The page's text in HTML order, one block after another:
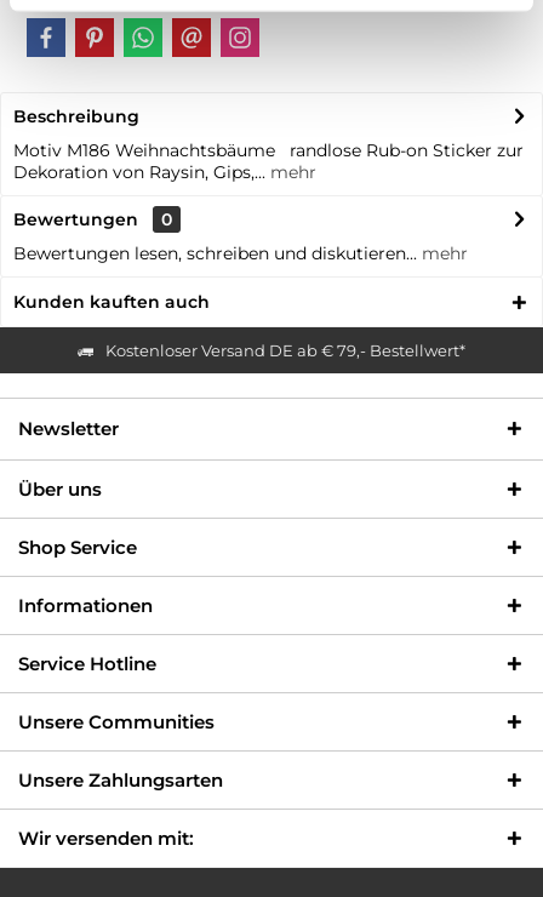
Beschreibung
Motiv M186 Weihnachtsbäume randlose Rub-on Sticker zur
Dekoration von Raysin, Gips,... mehr
Bewertungen
0
Bewertungen lesen, schreiben und diskutieren... mehr
Kunden kauften auch
Kostenloser Versand DE ab € 79,- Bestellwert*
Newsletter
Über uns
Shop Service
Informationen
Service Hotline
Unsere Communities
Unsere Zahlungsarten
Wir versenden mit: